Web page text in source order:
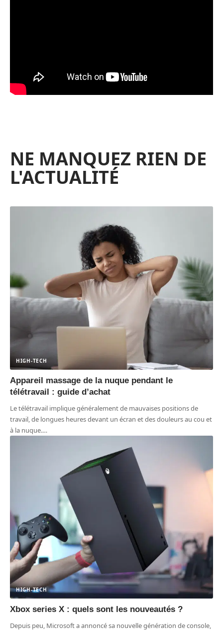
NE MANQUEZ RIEN DE
L'ACTUALITÉ
HIGH-TECH
Appareil massage de la nuque pendant le
télétravail : guide d’achat
Le télétravail implique généralement de mauvaises positions de
travail, de longues heures devant un écran et des douleurs au cou et
à la nuque.…
HIGH-TECH
Xbox series X : quels sont les nouveautés ?
Depuis peu, Microsoft a annoncé sa nouvelle génération de console,